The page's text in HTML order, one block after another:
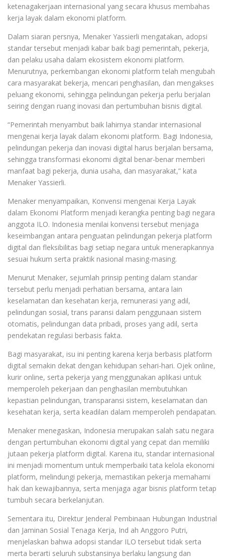
ketenagakerjaan internasional yang secara khusus membahas
kerja layak dalam ekonomi platform.
Dalam siaran persnya, Menaker Yassierli mengatakan, adopsi
standar tersebut menjadi kabar baik bagi pemerintah, pekerja,
dan pelaku usaha dalam ekosistem ekonomi platform.
Menurutnya, perkembangan ekonomi platform telah mengubah
cara masyarakat bekerja, mencari penghasilan, dan mengakses
peluang ekonomi, sehingga pelindungan pekerja perlu berjalan
seiring dengan ruang inovasi dan pertumbuhan bisnis digital.
“Pemerintah menyambut baik lahirnya standar internasional
mengenai kerja layak dalam ekonomi platform. Bagi Indonesia,
pelindungan pekerja dan inovasi digital harus berjalan bersama,
sehingga transformasi ekonomi digital benar-benar memberi
manfaat bagi pekerja, dunia usaha, dan masyarakat,” kata
Menaker Yassierli.
Menaker menyampaikan, Konvensi mengenai Kerja Layak
dalam Ekonomi Platform menjadi kerangka penting bagi negara
anggota ILO. Indonesia menilai konvensi tersebut menjaga
keseimbangan antara penguatan pelindungan pekerja platform
digital dan fleksibilitas bagi setiap negara untuk menerapkannya
sesuai hukum serta praktik nasional masing-masing.
Menurut Menaker, sejumlah prinsip penting dalam standar
tersebut perlu menjadi perhatian bersama, antara lain
keselamatan dan kesehatan kerja, remunerasi yang adil,
pelindungan sosial, trans paransi dalam penggunaan sistem
otomatis, pelindungan data pribadi, proses yang adil, serta
pendekatan regulasi berbasis fakta.
Bagi masyarakat, isu ini penting karena kerja berbasis platform
digital semakin dekat dengan kehidupan sehari-hari. Ojek online,
kurir online, serta pekerja yang menggunakan aplikasi untuk
memperoleh pekerjaan dan penghasilan membutuhkan
kepastian pelindungan, transparansi sistem, keselamatan dan
kesehatan kerja, serta keadilan dalam memperoleh pendapatan.
Menaker menegaskan, Indonesia merupakan salah satu negara
dengan pertumbuhan ekonomi digital yang cepat dan memiliki
jutaan pekerja platform digital. Karena itu, standar internasional
ini menjadi momentum untuk memperbaiki tata kelola ekonomi
platform, melindungi pekerja, memastikan pekerja memahami
hak dan kewajibannya, serta menjaga agar bisnis platform tetap
tumbuh secara berkelanjutan.
Sementara itu, Direktur Jenderal Pembinaan Hubungan Industrial
dan Jaminan Sosial Tenaga Kerja, Ind ah Anggoro Putri,
menjelaskan bahwa adopsi standar ILO tersebut tidak serta
merta berarti seluruh substansinya berlaku langsung dan